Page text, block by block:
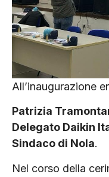
All’inaugurazione
Patrizia
Delegato Daikin
Sindaco di Nola.
Nel corso della